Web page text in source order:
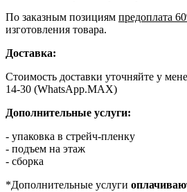
По заказным позициям предоплата
изготовления товара.
Доставка:
Стоимость доставки уточняйте у
14-30 (WhatsApp.MAX)
Дополнительные услуги:
- упаковка в стрейч-пленку
- подъем на этаж
- сборка
*Дополнительные услуги